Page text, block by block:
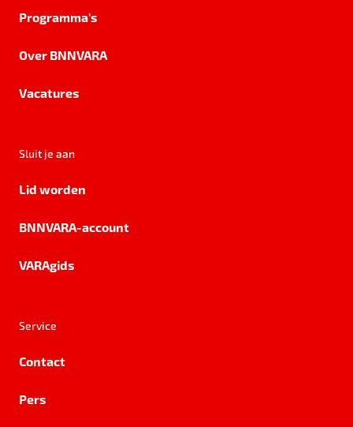
Programma's
Over BNNVARA
Vacatures
Sluit je aan
Lid worden
BNNVARA-account
VARAgids
Service
Contact
Pers